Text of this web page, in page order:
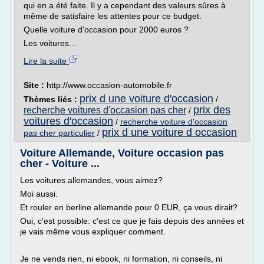
qui en a été faite. Il y a cependant des valeurs sûres à
même de satisfaire les attentes pour ce budget.
Quelle voiture d'occasion pour 2000 euros ?
Les voitures...
Lire la suite
Site : http://www.occasion-automobile.fr
Thèmes liés : prix d une voiture d'occasion /
recherche voitures d'occasion pas cher / prix des
voitures d'occasion / recherche voiture d'occasion
pas cher particulier / prix d une voiture d occasion
Voiture Allemande, Voiture occasion pas
cher - Voiture ...
Les voitures allemandes, vous aimez?
Moi aussi.
Et rouler en berline allemande pour 0 EUR, ça vous dirait?
Oui, c'est possible: c'est ce que je fais depuis des années et
je vais même vous expliquer comment.
Je ne vends rien, ni ebook, ni formation, ni conseils, ni